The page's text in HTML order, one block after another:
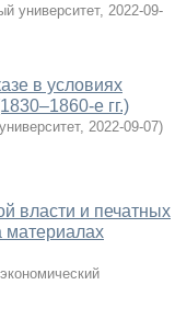
университет, 2022-09-
в условиях
е гг.)
, 2022-09-07)
власти и печатных
материалах